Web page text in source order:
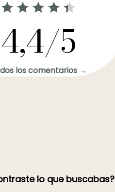
4,4/5
los comentarios →
lo que buscabas?